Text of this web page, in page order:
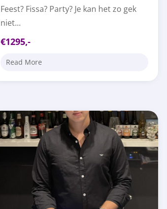
Feest? Fissa? Party? Je kan het zo gek
niet...
€1295,-
Read More